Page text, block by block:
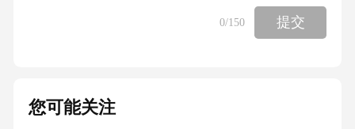
过高 E.EGR冷却器堵塞答案：ABD解析：C项
空燃比偏高利于再生；E项EGR堵塞与再生无直
力回升不超过13Pa，即视为无泄漏。（）答
0/150 提交
您可能关注